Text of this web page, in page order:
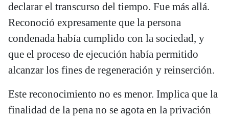
declarar el transcurso del tiempo. Fue más allá.
Reconoció expresamente que la persona
condenada había cumplido con la sociedad, y
que el proceso de ejecución había permitido
alcanzar los fines de regeneración y reinserción.
Este reconocimiento no es menor. Implica que la
finalidad de la pena no se agota en la privación